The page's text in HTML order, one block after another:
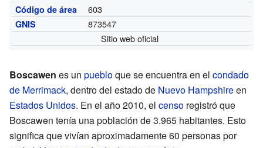
Código de área 603
GNIS
873547
Sitio web oficial
Boscawen es un puebloque se encuentra en el condado
de Merrimack, dentro del estado de Nuevo Hampshireen
Estados Unidos. En el año 2010, el censo registró que
Boscawen tenía una población de 3.965 habitantes. Esto
significa que vivían aproximadamente 60 personas por